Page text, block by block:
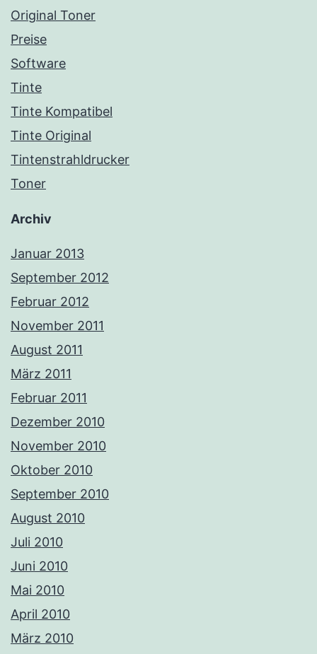
Original Toner
Preise
Software
Tinte
Tinte Kompatibel
Tinte Original
Tintenstrahldrucker
Toner
Archiv
Januar 2013
September 2012
Februar 2012
November 2011
August 2011
März 2011
Februar 2011
Dezember 2010
November 2010
Oktober 2010
September 2010
August 2010
Juli 2010
Juni 2010
Mai 2010
April 2010
März 2010